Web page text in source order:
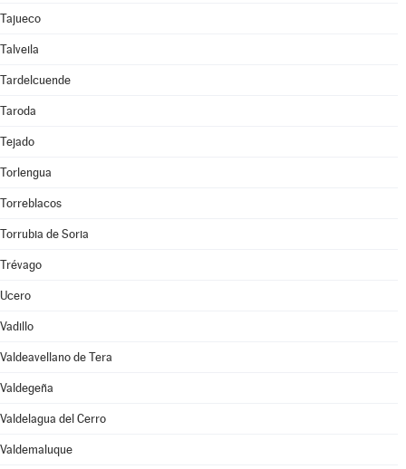
Tajueco
Talveila
Tardelcuende
Taroda
Tejado
Torlengua
Torreblacos
Torrubia de Soria
Trévago
Ucero
Vadillo
Valdeavellano de Tera
Valdegeña
Valdelagua del Cerro
Valdemaluque